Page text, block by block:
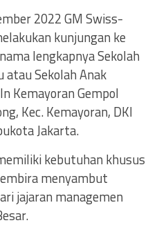
2022 GM Swiss-
kunjungan ke
lengkapnya Sekolah
atau Sekolah Anak
Kemayoran Gempol
Kec. Kemayoran, DKI
Jakarta.
kebutuhan khusus
menyambut
jajaran managemen